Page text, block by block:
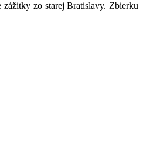
zo starej Bratislavy. Zbierku